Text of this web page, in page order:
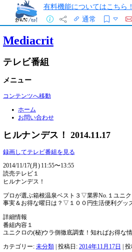
有料機能についてはこちら！
通常